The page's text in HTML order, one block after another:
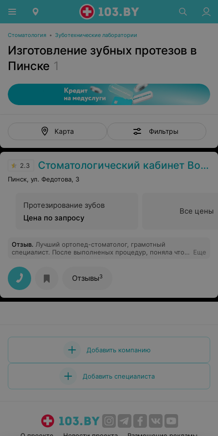
Стоматология • Зуботехнические лаборатории
Изготовление зубных протезов в
Пинске 1
Карта Фильтры
2.3 Стоматологический кабинет Волошин В.В.
Пинск, ул. Федотова, 3
Протезирование зубов
Цена по запросу
Все цены
Отзыв. Лучший ортопед-стоматолог, грамотный
специалист. После выполненых процедур, поняла что
компентентного врача. Всегда находит время для
срочных приёмов. Спасибо за великолепную работу по
установке коронок
Еще
Отзывы3
Добавить компанию
Добавить специалиста